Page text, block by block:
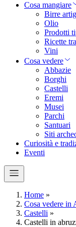
Cosa mangiare
Birre
Olio
Prodotti
Ricette
Vini
Cosa vedere
Abbazie
Borghi
Castelli
Eremi
Musei
Parchi
Santuari
Siti
Curiosità e
Eventi
Home »
Cosa vedere in
Castelli »
Castelli in